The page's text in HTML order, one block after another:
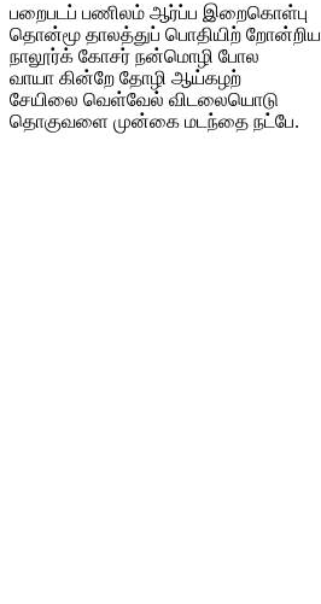
பறைபடப் பணிலம் ஆர்ப்ப இறைகொள்பு
தொன்மூ தாலத்துப் பொதியிற் றோன்றிய
நாலூர்க் கோசர் நன்மொழி போல
வாயா கின்றே தோழி ஆய்கழற்
சேயிலை வெள்வேல் விடலையொடு
தொகுவளை முன்கை மடந்தை நட்பே.